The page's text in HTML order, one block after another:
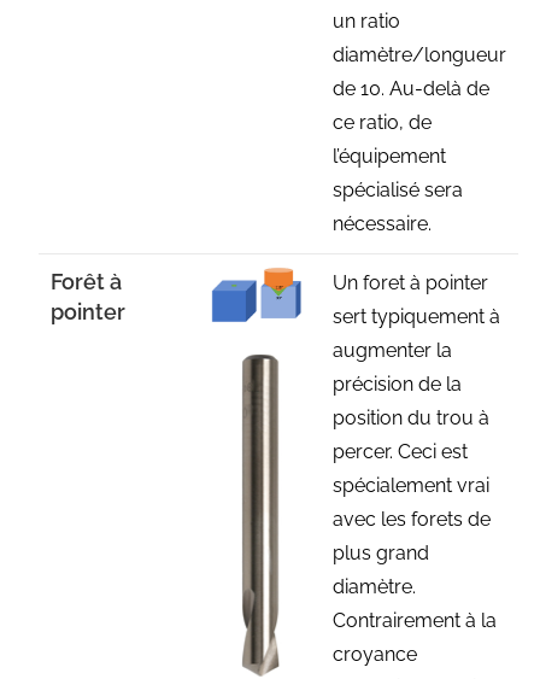
un ratio
diamètre/longueur
de 10. Au-delà de
ce ratio, de
l’équipement
spécialisé sera
nécessaire.
Forêt à
pointer
Un foret à pointer
sert typiquement à
augmenter la
précision de la
position du trou à
percer. Ceci est
spécialement vrai
avec les forets de
plus grand
diamètre.
Contrairement à la
croyance